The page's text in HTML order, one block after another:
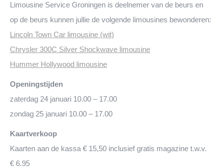
Limousine Service Groningen is deelnemer van de beurs en
op de beurs kunnen jullie de volgende limousines bewonderen:
Lincoln Town Car limousine (wit)
Chrysler 300C Silver Shockwave limousine
Hummer Hollywood limousine
Openingstijden
zaterdag 24 januari 10.00 – 17.00
zondag 25 januari 10.00 – 17.00
Kaartverkoop
Kaarten aan de kassa € 15,50 inclusief gratis magazine t.w.v.
€ 6.95